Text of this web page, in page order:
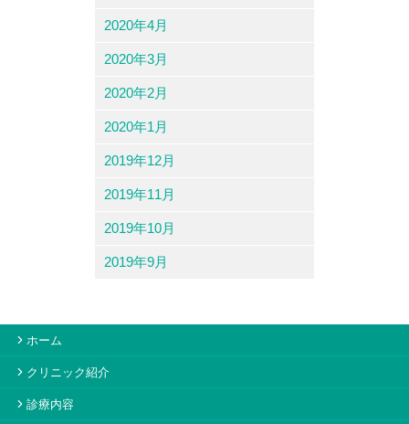
2020年4月
2020年3月
2020年2月
2020年1月
2019年12月
2019年11月
2019年10月
2019年9月
ホーム
クリニック紹介
診療内容